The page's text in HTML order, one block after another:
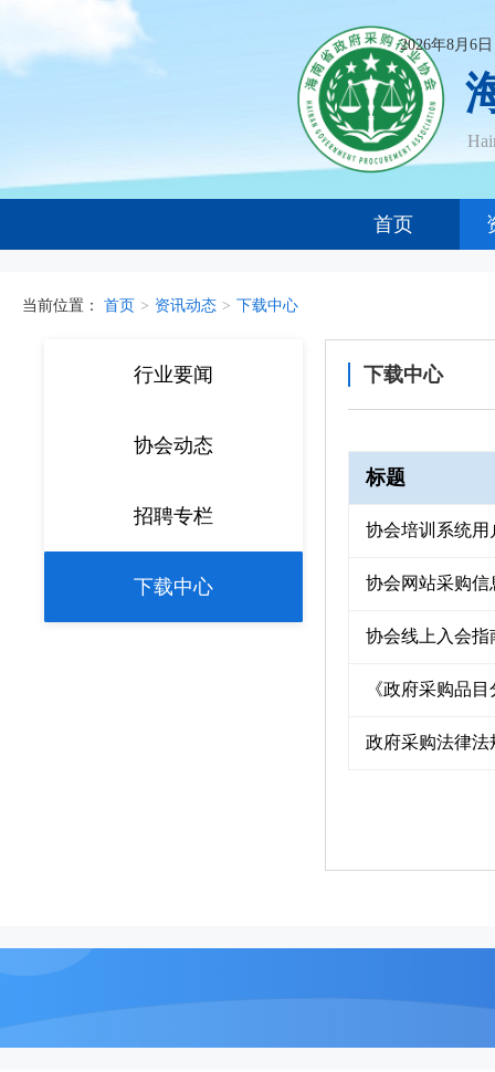
2026年8月6
首页
当前位置： 首页 > 资讯动态 > 下载中心
行业要闻
协会动态
招聘专栏
下载中心
下载中心
标题
协会培训系统用
协会网站采购
协会线上入会指
《政府采购品
政府采购法律法